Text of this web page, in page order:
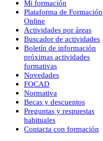
Mi formación
Plataforma de Formación
Online
Actividades por áreas
Buscador de actividades
Boletín de información
próximas actividades
formativas
Novedades
FOCAD
Normativa
Becas y descuentos
Preguntas y respuestas
habituales
Contacta con formación